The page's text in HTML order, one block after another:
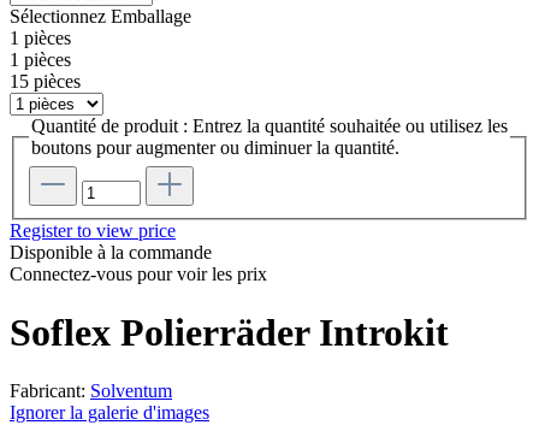
Sélectionnez Emballage
1 pièces
1 pièces
15 pièces
Quantité de produit : Entrez la quantité souhaitée ou utilisez les
boutons pour augmenter ou diminuer la quantité.
Register to view price
Disponible à la commande
Connectez-vous pour voir les prix
Soflex Polierräder Introkit
Fabricant: Solventum
Ignorer la galerie d'images